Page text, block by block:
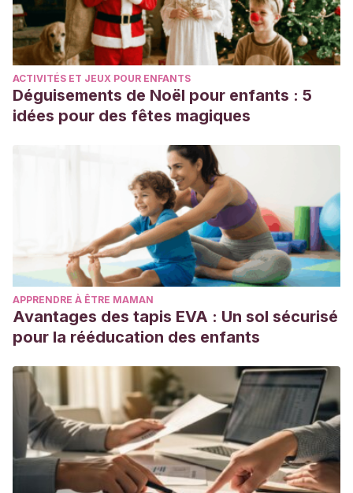
ACTIVITÉS ET JEUX POUR ENFANTS
Déguisements de Noël pour enfants : 5
idées pour des fêtes magiques
APPRENDRE À ÊTRE MAMAN
Avantages des tapis EVA : Un sol sécurisé
pour la rééducation des enfants